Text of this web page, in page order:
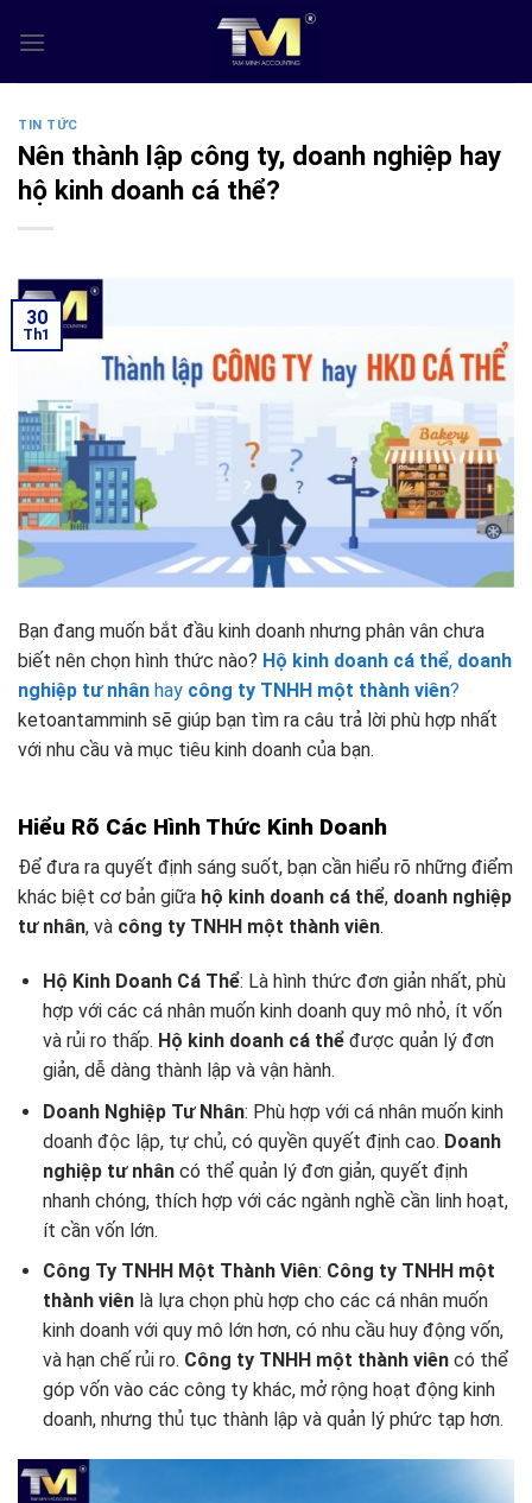
TIN TỨC
Nên thành lập công ty, doanh nghiệp hay
hộ kinh doanh cá thể?
30
Th1
Bạn đang muốn bắt đầu kinh doanh nhưng phân vân chưa
biết nên chọn hình thức nào? Hộ kinh doanh cá thể, doanh
nghiệp tư nhân hay công ty TNHH một thành viên?
ketoantamminh sẽ giúp bạn tìm ra câu trả lời phù hợp nhất
với nhu cầu và mục tiêu kinh doanh của bạn.
Hiểu Rõ Các Hình Thức Kinh Doanh
Để đưa ra quyết định sáng suốt, bạn cần hiểu rõ những điểm
khác biệt cơ bản giữa hộ kinh doanh cá thể, doanh nghiệp
tư nhân, và công ty TNHH một thành viên.
Hộ Kinh Doanh Cá Thể: Là hình thức đơn giản nhất, phù
hợp với các cá nhân muốn kinh doanh quy mô nhỏ, ít vốn
và rủi ro thấp. Hộ kinh doanh cá thểđược quản lý đơn
giản, dễ dàng thành lập và vận hành.
Doanh Nghiệp Tư Nhân: Phù hợp với cá nhân muốn kinh
doanh độc lập, tự chủ, có quyền quyết định cao. Doanh
nghiệp tư nhâncó thể quản lý đơn giản, quyết định
nhanh chóng, thích hợp với các ngành nghề cần linh hoạt,
ít cần vốn lớn.
Công Ty TNHH Một Thành Viên: Công ty TNHH một
thành viênlà lựa chọn phù hợp cho các cá nhân muốn
kinh doanh với quy mô lớn hơn, có nhu cầu huy động vốn,
và hạn chế rủi ro. Công ty TNHH một thành viêncó thể
góp vốn vào các công ty khác, mở rộng hoạt động kinh
doanh, nhưng thủ tục thành lập và quản lý phức tạp hơn.